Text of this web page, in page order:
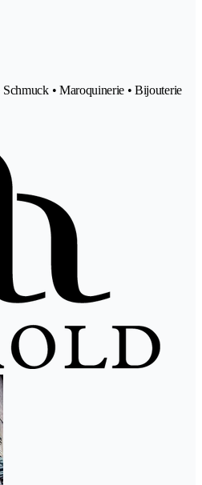
• Maroquinerie • Bijouterie